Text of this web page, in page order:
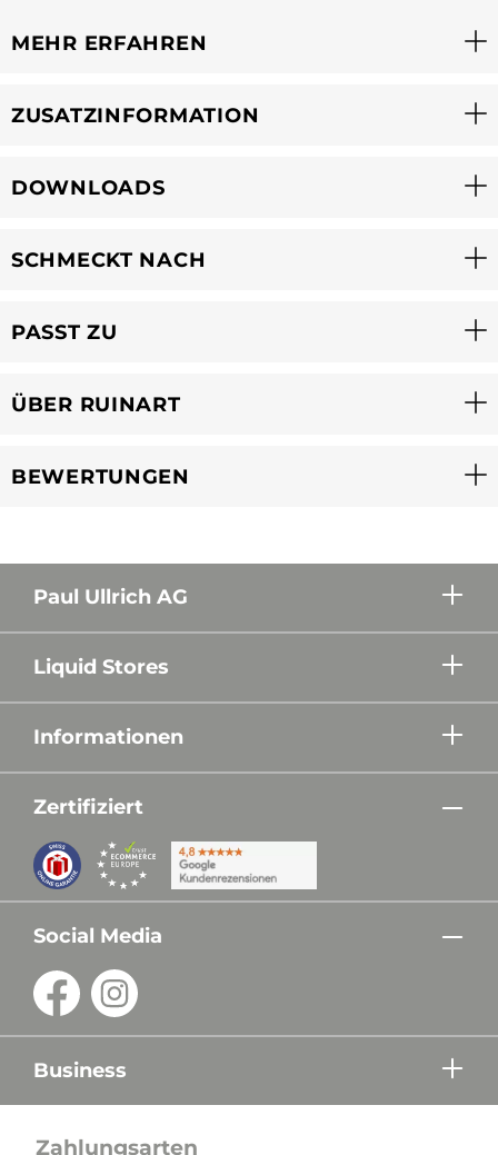
MEHR ERFAHREN
ZUSATZINFORMATION
DOWNLOADS
SCHMECKT NACH
PASST ZU
ÜBER RUINART
BEWERTUNGEN
Paul Ullrich AG
Liquid Stores
Informationen
Zertifiziert
Social Media
Business
Zahlungsarten